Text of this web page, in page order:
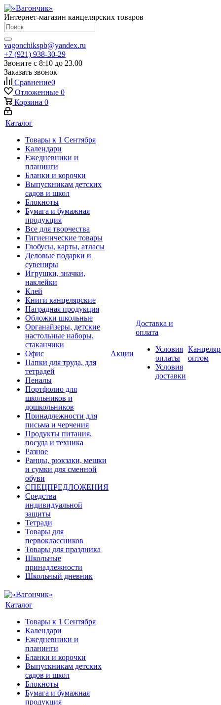
Интернет-магазин канцелярских товаров
vagonchikspb@yandex.ru
+7 (921) 938-30-29
Звоните с 8:10 до 23.00
Заказать звонок
Сравнение0
Отложенные 0
Корзина 0
Каталог
Товары к 1 Сентября
Календари
Ежедневники и
планинги
Бланки и корочки
Выпускникам детских
садов и школ
Блокноты
Бумага и бумажная
продукция
Все для творчества
Гигиенические товары
Глобусы, карты, атласы
Деловые подарки и
сувениры
Игрушки, значки,
наклейки
Клей
Книги канцелярские
Наградная продукция
Обложки школьные
Органайзеры, детские
настольные наборы,
стаканчики
Офис
Папки для труда, для
тетрадей
Пеналы
Портфолио для
школьников и
дошкольников
Принадлежности для
письма и черчения
Продукты питания,
посуда и техника
Разное
Ранцы, рюкзаки, мешки
и сумки для сменной
обуви
СПЕЦПРЕДЛОЖЕНИЯ
Средства
индивидуальной
защиты
Тетради
Товары для
первоклассников
Товары для праздника
Школьные
принадлежности
Школьный дневник
Акции
Доставка и
оплата
Условия
оплаты
Условия
доставки
оптом
Каталог
Товары к 1 Сентября
Календари
Ежедневники и
планинги
Бланки и корочки
Выпускникам детских
садов и школ
Блокноты
Бумага и бумажная
продукция